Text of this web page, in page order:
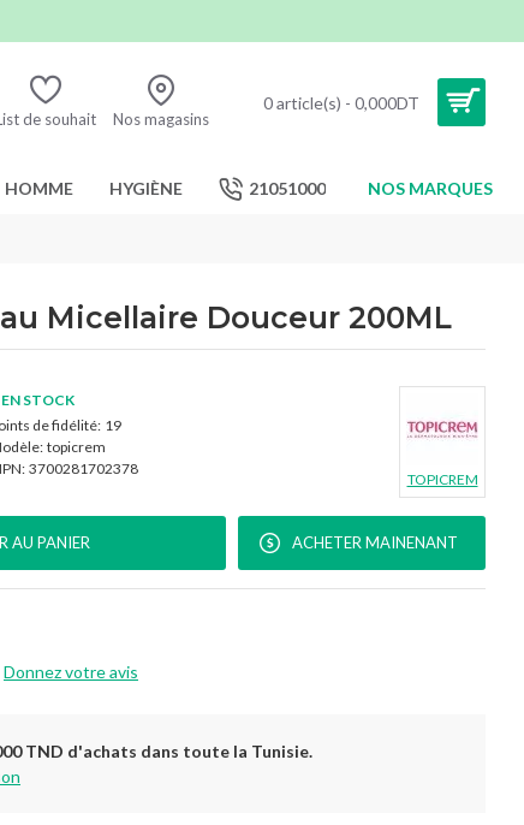
de souhait Nos magasins
0 article(s) - 0,000DT
HOMME HYGIÈNE 21051000 NOS MARQUES
Micellaire Douceur 200ML
Donnez votre avis
EN STOCK
de fidélité: 19
topicrem
3700281702378
TOPICREM
AU PANIER ACHETER MAINENANT
TND d'achats dans toute la Tunisie.